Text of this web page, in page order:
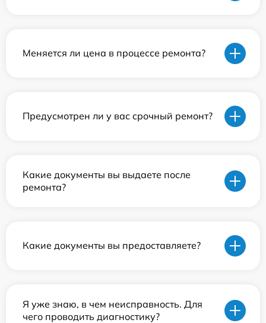
Меняется ли цена в процессе ремонта?
Предусмотрен ли у вас срочный ремонт?
Какие документы вы выдаете после
ремонта?
Какие документы вы предоставляете?
Я уже знаю, в чем неисправность. Для
чего проводить диагностику?